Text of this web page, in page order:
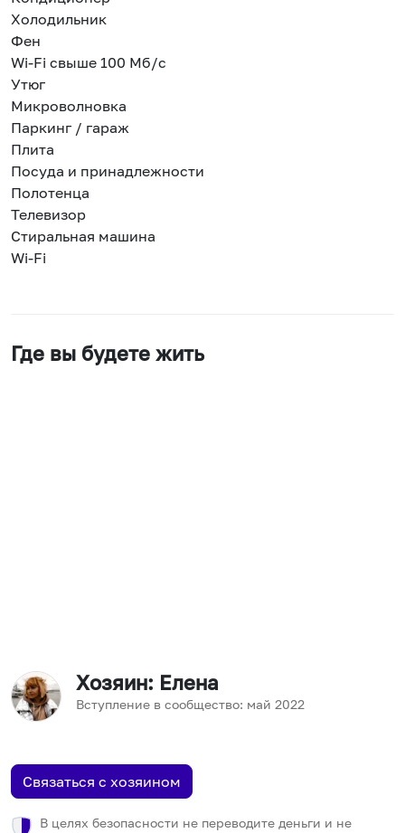
Холодильник
Фен
Wi-Fi свыше 100 Мб/с
Утюг
Микроволновка
Паркинг / гараж
Плита
Посуда и принадлежности
Полотенца
Телевизор
Стиральная машина
Wi-Fi
Где вы будете жить
Хозяин: Елена
Вступление в сообщество: май 2022
Связаться с хозяином
В целях безопасности не переводите деньги и не